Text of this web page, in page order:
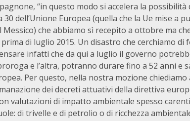
“in questo modo si accelera la
dell’Unione Europea (quella che la Ue mise a
che abbiamo sì recepito a ottobre ma
di luglio 2015. Un disastro che cerchiamo di
infatti che da qui a luglio il governo
e l’altra, potranno durare fino a 52 anni e
Per questo, nella nostra mozione
dei decreti attuativi della direttiva
valutazioni di impatto ambientale spesso
di trivelle e di petrolio o di ricchezza